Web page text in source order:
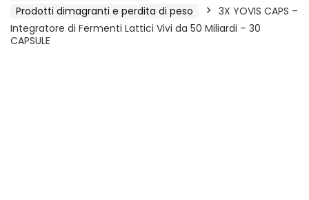
Prodotti dimagranti e perdita di peso
3X YOVIS CAPS –
Integratore di Fermenti Lattici Vivi da 50 Miliardi – 30
CAPSULE